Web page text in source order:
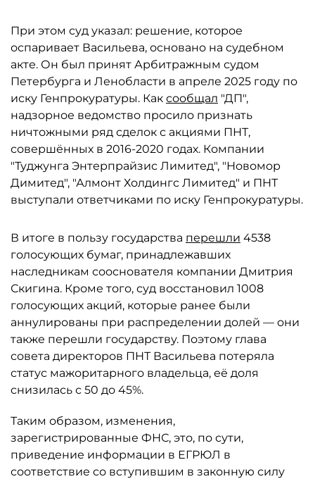
При этом суд указал: решение, которое
оспаривает Васильева, основано на судебном
акте. Он был принят Арбитражным судом
Петербурга и Ленобласти в апреле 2025 году по
иску Генпрокуратуры. Как сообщал "ДП",
надзорное ведомство просило признать
ничтожными ряд сделок с акциями ПНТ,
совершённых в 2016-2020 годах. Компании
"Туджунга Энтерпрайзис Лимитед", "Новомор
Димитед", "Алмонт Холдингс Лимитед" и ПНТ
выступали ответчиками по иску Генпрокуратуры.
В итоге в пользу государства перешли 4538
голосующих бумаг, принадлежавших
наследникам сооснователя компании Дмитрия
Скигина. Кроме того, суд восстановил 1008
голосующих акций, которые ранее были
аннулированы при распределении долей — они
также перешли государству. Поэтому глава
совета директоров ПНТ Васильева потеряла
статус мажоритарного владельца, её доля
снизилась с 50 до 45%.
Таким образом, изменения,
зарегистрированные ФНС, это, по сути,
приведение информации в ЕГРЮЛ в
соответствие со вступившим в законную силу